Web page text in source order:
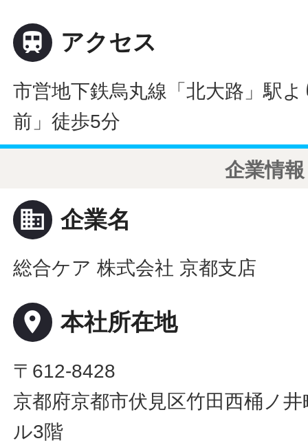
 アクセス
市営地下鉄烏丸線「北大路」駅
前」徒歩5分
企業情報
business 企業名
総合ケア 株式会社 京都支店
place 本社所在地
〒612-8428
京都府京都市伏見区竹田西桶ノ
ル3階